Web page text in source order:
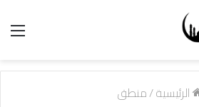
الرئيسية/منطق